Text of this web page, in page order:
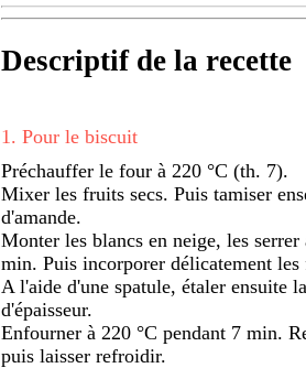
Descriptif de la recette
1 . Pour le biscuit
Préchauffer le four à 220 °C (th. 7).
Mixer les fruits secs. Puis tamiser
d'amande.
Monter les blancs en neige, les
min. Puis incorporer délicatement
A l'aide d'une spatule, étaler ensuite
d'épaisseur.
Enfourner à 220 °C pendant 7 min.
puis laisser refroidir.